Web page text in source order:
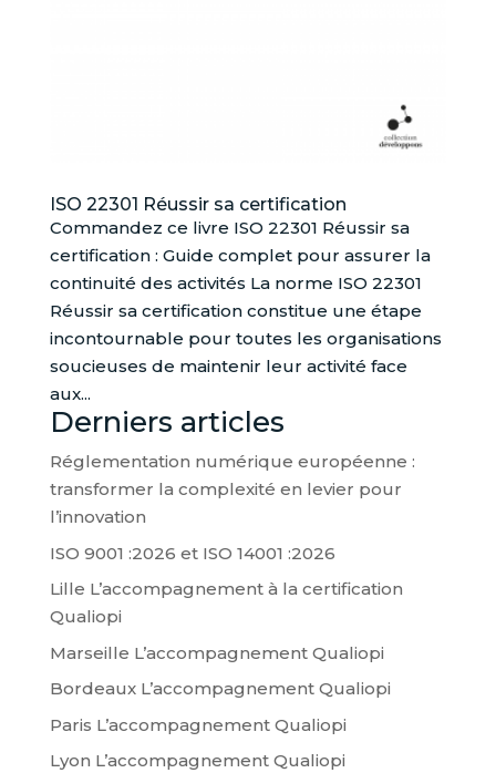
ISO 22301 Réussir sa certification
Commandez ce livre ISO 22301 Réussir sa
certification : Guide complet pour assurer la
continuité des activités La norme ISO 22301
Réussir sa certification constitue une étape
incontournable pour toutes les organisations
soucieuses de maintenir leur activité face
aux...
Derniers articles
Réglementation numérique européenne :
transformer la complexité en levier pour
l’innovation
ISO 9001 :2026 et ISO 14001 :2026
Lille L’accompagnement à la certification
Qualiopi
Marseille L’accompagnement Qualiopi
Bordeaux L’accompagnement Qualiopi
Paris L’accompagnement Qualiopi
Lyon L’accompagnement Qualiopi